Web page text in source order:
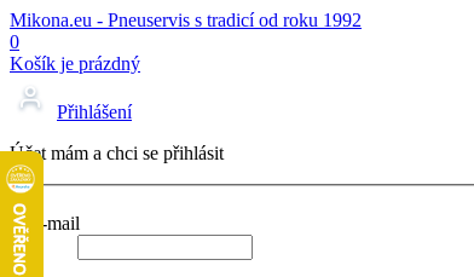
Mikona.eu - Pneuservis s tradicí od roku 1992
0
Košík je prázdný
Přihlášení
Účet mám a chci se přihlásit
E-mail